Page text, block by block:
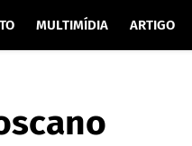
MULTIMÍDIA ARTIGO